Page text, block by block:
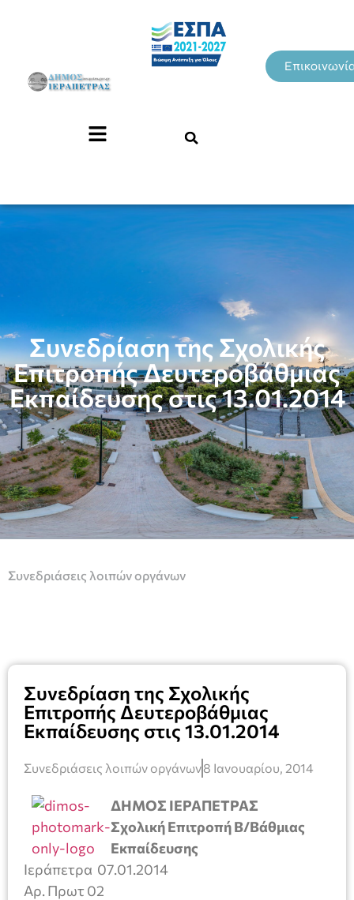
Συνεδρίαση της Σχολικής
Επιτροπής Δευτεροβάθμιας
Εκπαίδευσης στις 13.01.2014
Συνεδριάσεις λοιπών οργάνων
Συνεδρίαση της Σχολικής
Επιτροπής Δευτεροβάθμιας
Εκπαίδευσης στις 13.01.2014
Συνεδριάσεις λοιπών οργάνων8 Ιανουαρίου, 2014
ΔΗΜΟΣ ΙΕΡΑΠΕΤΡΑΣ
Σχολική Επιτροπή Β/Βάθμιας
Εκπαίδευσης
Ιεράπετρα 07.01.2014
Αρ. Πρωτ 02